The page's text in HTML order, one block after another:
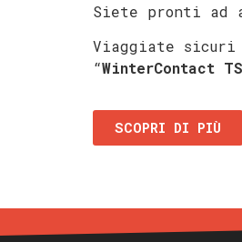
Siete pronti ad
Viaggiate sicuri
“WinterContact
SCOPRI DI PIÙ